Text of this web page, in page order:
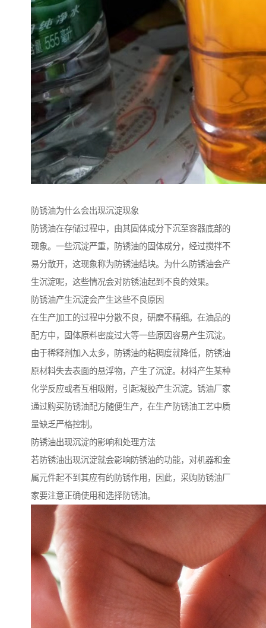
防锈油为什么会出现沉淀现象
防锈油在存储过程中，由其固体成分下沉至容器底部的
现象。一些沉淀严重，防锈油的固体成分，经过搅拌不
易分散开，这现象称为防锈油结块。为什么防锈油会产
生沉淀呢，这些情况会对防锈油起到不良的效果。
防锈油产生沉淀会产生这些不良原因
在生产加工的过程中分散不良，研磨不精细。在油品的
配方中，固体原料密度过大等一些原因容易产生沉淀。
由于稀释剂加入太多，防锈油的粘稠度就降低，防锈油
原材料失去表面的悬浮物，产生了沉淀。材料产生某种
化学反应或者互相吸附，引起凝胶产生沉淀。锈油厂家
通过购买防锈油配方随便生产，在生产防锈油工艺中质
量缺乏严格控制。
防锈油出现沉淀的影响和处理方法
若防锈油出现沉淀就会影响防锈油的功能，对机器和金
属元件起不到其应有的防锈作用，因此，采购防锈油厂
家要注意正确使用和选择防锈油。